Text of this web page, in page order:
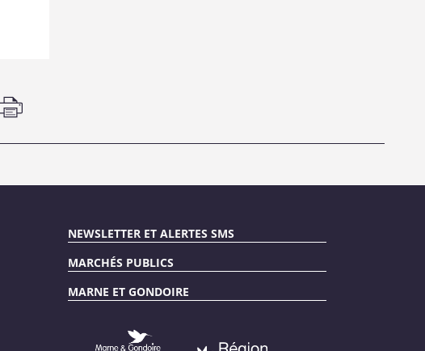
NEWSLETTER ET ALERTES SMS
MARCHÉS PUBLICS
MARNE ET GONDOIRE